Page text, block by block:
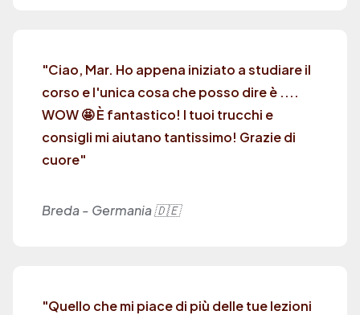
"Ciao, Mar. Ho appena iniziato a studiare il
corso e l'unica cosa che posso dire è ....
WOW 🤩 È fantastico! I tuoi trucchi e
consigli mi aiutano tantissimo! Grazie di
cuore"
Breda - Germania 🇩🇪
"Quello che mi piace di più delle tue lezioni